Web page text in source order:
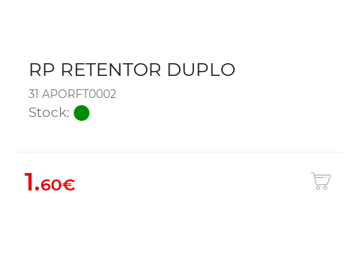
RP RETENTOR DUPLO
31 APORFT0002
Stock:
1.60€